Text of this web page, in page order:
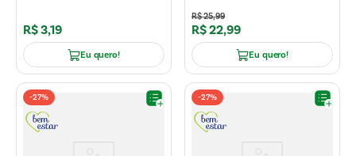
R$3,19
Eu quero!
R$25,99
R$22,99
Eu quero!
-27% -27%